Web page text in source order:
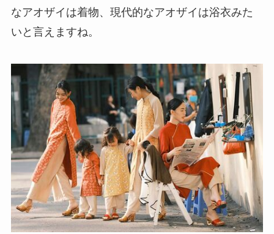
なアオザイは着物、現代的なアオザイは浴衣みた
いと言えますね。